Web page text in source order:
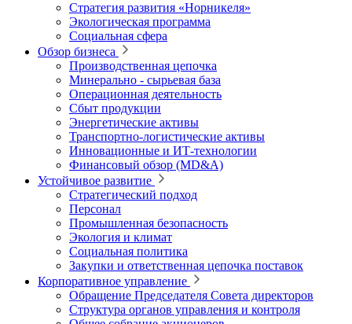
Стратегия развития «Норникеля»
Экологическая программа
Социальная сфера
Обзор бизнеса
Производственная цепочка
Минерально ‑ сырьевая база
Операционная деятельность
Сбыт продукции
Энергетические активы
Транспортно-логистические активы
Инновационные и ИТ‑технологии
Финансовый обзор (MD&A)
Устойчивое развитие
Стратегический подход
Персонал
Промышленная безопасность
Экология и климат
Социальная политика
Закупки и ответственная цепочка поставок
Корпоративное управление
Обращение Председателя Совета директоров
Структура органов управления и контроля